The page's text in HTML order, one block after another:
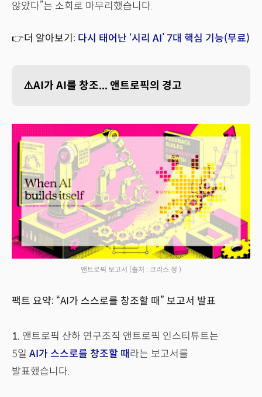
않았다”는 소회로 마무리했습니다.
👉더 알아보기: 다시 태어난 ‘시리 AI’ 7대 핵심 기능(무료)
⚠️AI가 AI를 창조... 앤트로픽의 경고
앤트로픽 보고서 (출처 : 크리스 정 )
팩트 요약: “AI가 스스로를 창조할 때” 보고서 발표
1. 앤트로픽 산하 연구조직 앤트로픽 인스티튜트는
5일 AI가 스스로를 창조할 때라는 보고서를
발표했습니다.